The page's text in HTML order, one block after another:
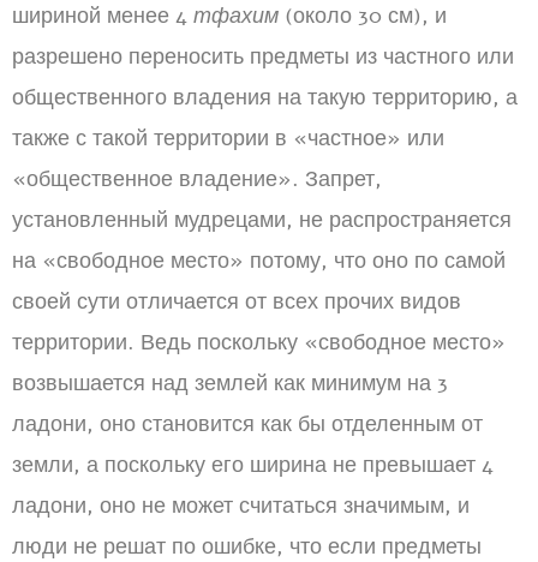
шириной менее 4 тфахим (около 30 см), и
разрешено переносить предметы из частного или
общественного владения на такую территорию, а
также с такой территории в «частное» или
«общественное владение». Запрет,
установленный мудрецами, не распространяется
на «свободное место» потому, что оно по самой
своей сути отличается от всех прочих видов
территории. Ведь поскольку «свободное место»
возвышается над землей как минимум на 3
ладони, оно становится как бы отделенным от
земли, а поскольку его ширина не превышает 4
ладони, оно не может считаться значимым, и
люди не решат по ошибке, что если предметы